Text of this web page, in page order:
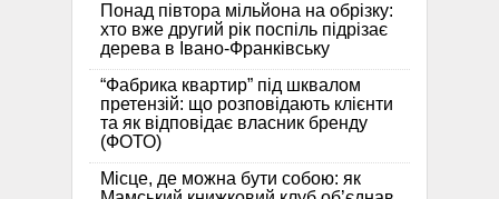
Понад півтора мільйона на обрізку:
хто вже другий рік поспіль підрізає
дерева в Івано-Франківську
“Фабрика квартир” під шквалом
претензій: що розповідають клієнти
та як відповідає власник бренду
(ФОТО)
Місце, де можна бути собою: як